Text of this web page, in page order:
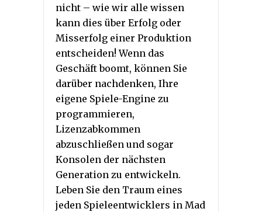
nicht – wie wir alle wissen
kann dies über Erfolg oder
Misserfolg einer Produktion
entscheiden! Wenn das
Geschäft boomt, können Sie
darüber nachdenken, Ihre
eigene Spiele-Engine zu
programmieren,
Lizenzabkommen
abzuschließen und sogar
Konsolen der nächsten
Generation zu entwickeln.
Leben Sie den Traum eines
jeden Spieleentwicklers in Mad